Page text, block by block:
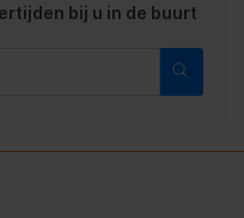
bij u in de buurt